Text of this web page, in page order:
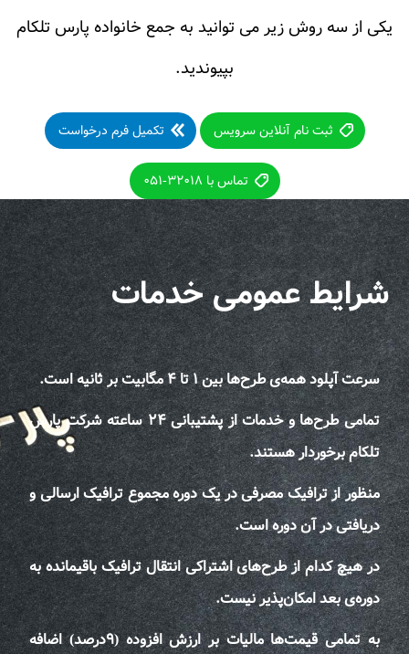
یکی از سه روش زیر می توانید به جمع خانواده پارس تلکام
بپیوندید.
ثبت نام آنلاین سرویس تکمیل فرم درخواست
تماس با ۳۲۰۱۸-۰۵۱
شرایط عمومی خدمات
سرعت آپلود همه‌ی طرح‌ها بین ۱ تا ۴ مگابیت بر ثانیه است.
تمامی طرح‌ها و خدمات از پشتیبانی ۲۴ ساعته شرکت پارس
تلکام برخوردار هستند.
منظور از ترافیک مصرفی در یک دوره مجموع ترافیک ارسالی و
دریافتی در آن دوره است.
در هیچ کدام از طرح‌های اشتراکی انتقال ترافیک باقیمانده به
دوره‌ی بعد امکان‌پذیر نیست.
به تمامی قیمت‌ها مالیات بر ارزش افزوده (۹درصد) اضافه